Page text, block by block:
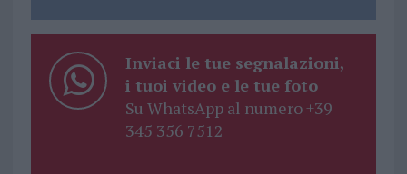
Inviaci le tue segnalazioni,
i tuoi video e le tue foto
Su WhatsApp al numero +39
345 356 7512